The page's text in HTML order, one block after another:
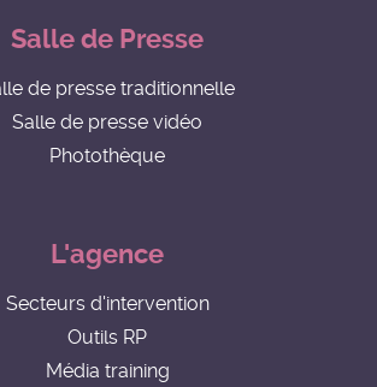
Salle de Presse
de presse traditionnelle
Salle de presse vidéo
Photothèque
L'agence
Secteurs d'intervention
Outils RP
Média training